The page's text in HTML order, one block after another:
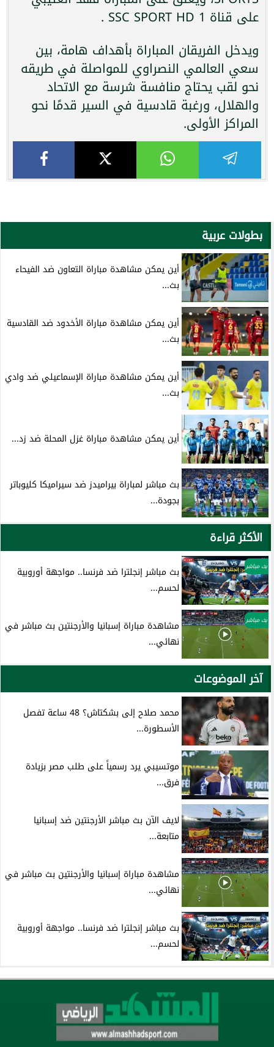
على قناة SSC SPORT HD 1 .
ويدخل الفريقان المباراة بأهداف هامة، بين
سعي العالمي النصراوي للمواصلة في طريقه
نحو لقب يحتاج منافسة شرسة مع الاتحاد
والهلال، ورغبة قادسية في السير قدمًا نحو
المراكز الأولى.
بطولات عربية
أين يمكن مشاهدة مباراة التعاون ضد الفيحاء
بث...
أين يمكن مشاهدة مباراة الأخدود ضد القادسية
بث...
أين يمكن مشاهدة مباراة الإسماعيلي ضد وادي
بث...
أين يمكن مشاهدة مباراة غزل المحلة ضد زد...
بث مباشر لمباراة بيراميدز ضد سيراميكا كليوباتر
بجودة...
الأكثر قراءة
بث مباشر
بث مباشر إنجلترا ضد فرنسا.. مواجهة أوروبية
لحسم...
بث مباشر
مشاهدة مباراة إسبانيا والأرجنتين بث مباشر في
نهائي...
آخر الموضوعات
محمد صلاح إلى بشكتاش؟ 48 ساعة تفصل
الأسطورة...
موتسيبي يرد رسمياً على طلب مصر بزيادة
فرق...
لايف الآن بث مباشر الأرجنتين ضد إسبانيا
متابعة...
مشاهدة مباراة إسبانيا والأرجنتين بث مباشر في
نهائي...
بث مباشر إنجلترا ضد فرنسا.. مواجهة أوروبية
لحسم...